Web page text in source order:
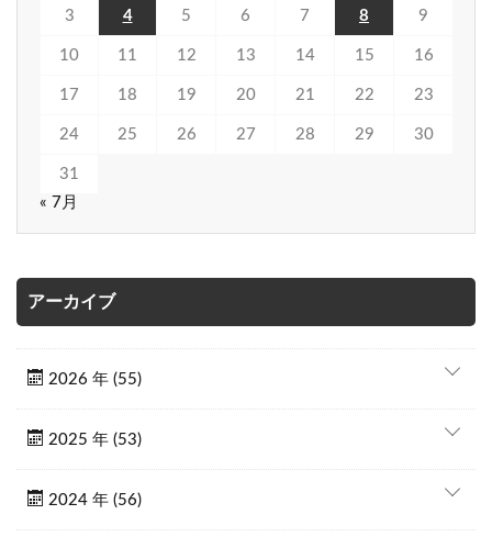
3 4 5 6 7 8 9
10 11 12 13 14 15 16
17 18 19 20 21 22 23
24 25 26 27 28 29 30
31
« 7月
アーカイブ
2026 年 (55)
2025 年 (53)
2024 年 (56)